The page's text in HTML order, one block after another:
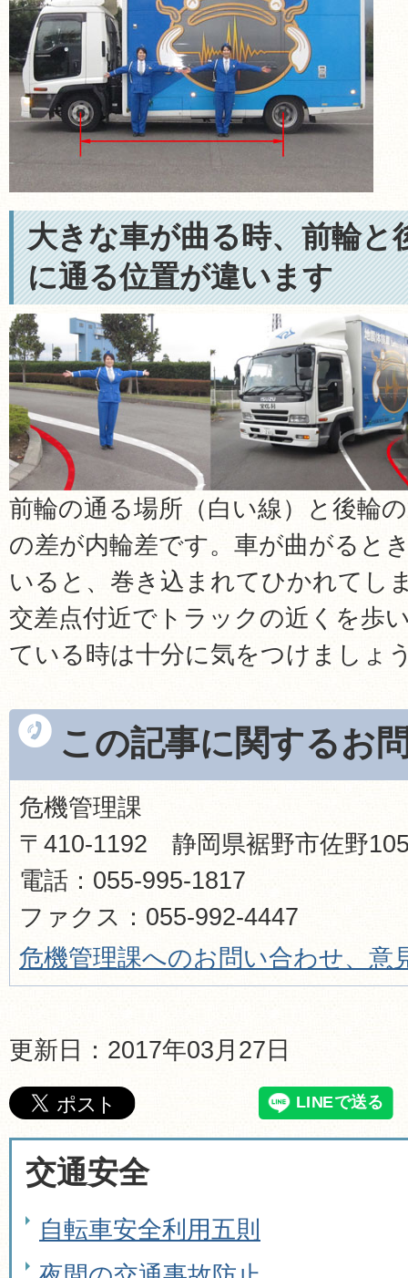
大きな車が曲る時、前輪と
に通る位置が違います
前輪の通る場所（白い線）と後輪
の差が内輪差です。車が曲がると
いると、巻き込まれてひかれてし
交差点付近でトラックの近くを歩
ている時は十分に気をつけましょ
この記事に関するお
危機管理課
〒410-1192 静岡県裾野市佐野
電話：055-995-1817
ファクス：055-992-4447
危機管理課へのお問い合わせ、意
更新日：2017年03月27日
交通安全
自転車安全利用五則